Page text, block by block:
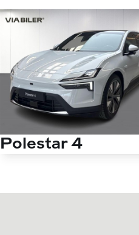
Polestar 4